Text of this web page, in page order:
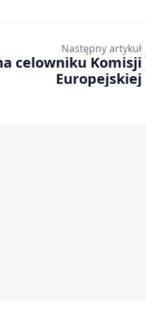
Następny artykuł
celowniku Komisji
Europejskiej